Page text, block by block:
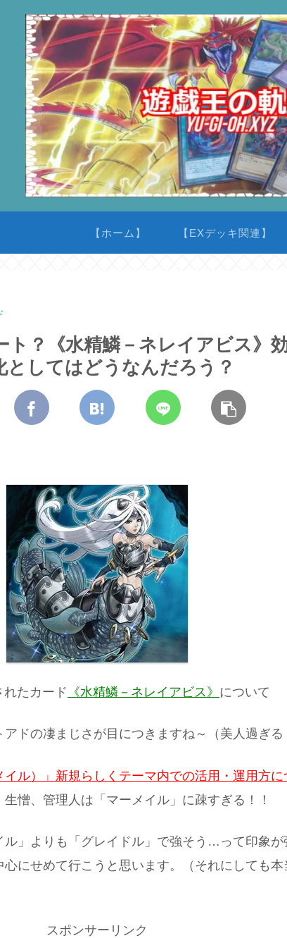
【ホーム】 【EXデッキ関連】
ト？《水精鱗－ネレイアビス》
してはどうなんだろう？
たカード 《水精鱗－ネレイアビス》 について
ドの凄まじさが目につきますね～（美人過ぎる
ル）」新規らしくテーマ内での活用・運用方に
憎、管理人は「マーメイル」に疎すぎる！！
ル」よりも「グレイドル」で強そう…って印象が
にせめて行こうと思います。（それにしても本
スポンサーリンク